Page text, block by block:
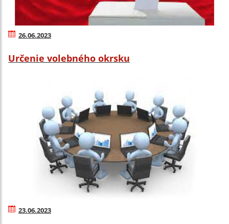
26.06.2023
Určenie volebného okrsku
23.06.2023